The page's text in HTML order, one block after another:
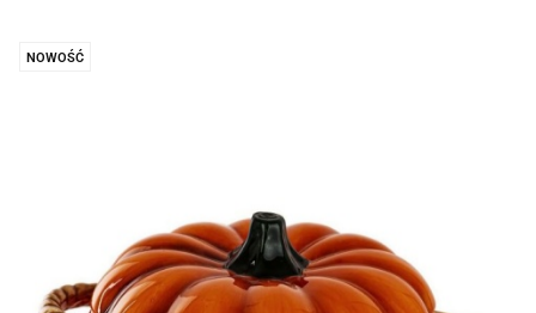
NOWOŚĆ